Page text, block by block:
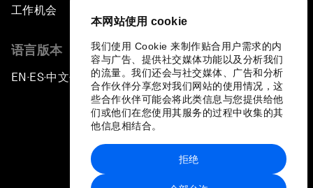
本网站使用 cookie
我们使用 Cookie 来制作贴合用户需求的内
容与广告、提供社交媒体功能以及分析我们
的流量。我们还会与社交媒体、广告和分析
合作伙伴分享您对我们网站的使用情况，这
些合作伙伴可能会将此类信息与您提供给他
们或他们在您使用其服务的过程中收集的其
他信息相结合。
拒绝
工作机会
语言版本
EN ▪ ES▪中文▪ 日本語